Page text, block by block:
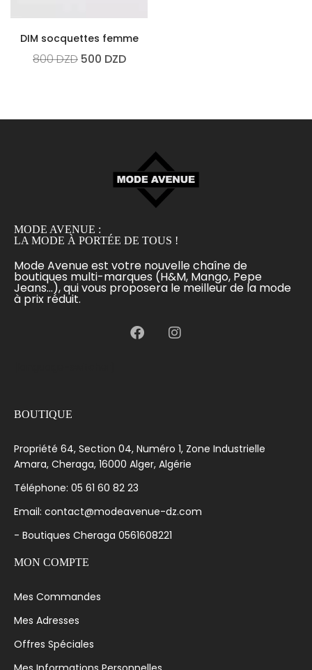
DIM socquettes femme
800DZD 500 DZD
MODE AVENUE :
LA MODE À PORTÉE DE TOUS !
Mode Avenue est votre nouvelle chaîne de
boutiques multi-marques (H&M, Mango, Pepe
Jeans...), qui vous proposera le meilleur de la mode
à prix réduit.
BOUTIQUE
Propriété 64, Section 04, Numéro 1, Zone Industrielle
Amara, Cheraga, 16000 Alger, Algérie
Téléphone: 05 61 60 82 23
Email: contact@modeavenue-dz.com
- Boutiques Cheraga 0561608221
MON COMPTE
Mes Commandes
Mes Adresses
Offres Spéciales